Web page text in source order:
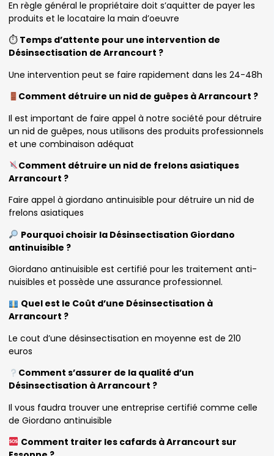
En règle général le propriétaire doit s’aquitter de payer les
produits et le locataire la main d’oeuvre
⏱ Temps d’attente pour une intervention de
Désinsectisation de Arrancourt ?
Une intervention peut se faire rapidement dans les 24-48h
Comment détruire un nid de guêpes à Arrancourt ?
Il est important de faire appel à notre société pour détruire
un nid de guêpes, nous utilisons des produits professionnels
et une combinaison adéquat
Comment détruire un nid de frelons asiatiques
Arrancourt ?
Faire appel à giordano antinuisible pour détruire un nid de
frelons asiatiques
Pourquoi choisir la Désinsectisation Giordano
antinuisible ?
Giordano antinuisible est certifié pour les traitement anti-
nuisibles et possède une assurance professionnel.
Quel est le Coût d’une Désinsectisation à
Arrancourt ?
Le cout d’une désinsectisation en moyenne est de 210
euros
Comment s’assurer de la qualité d’un
Désinsectisation à Arrancourt ?
Il vous faudra trouver une entreprise certifié comme celle
de Giordano antinuisible
Comment traiter les cafards à Arrancourt sur